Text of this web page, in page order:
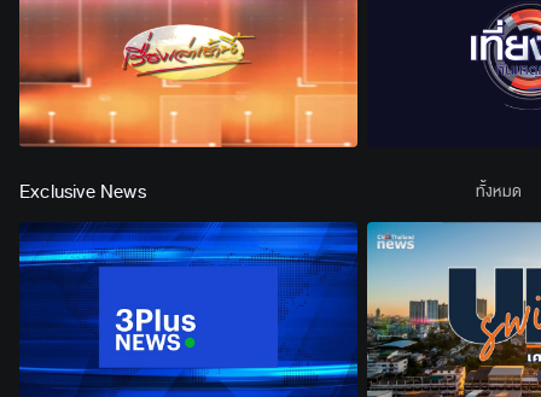
Exclusive News ทั้งหมด